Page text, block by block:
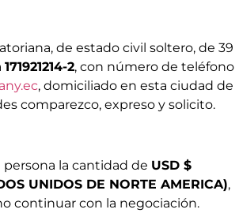
de estado civil soltero, de 39
171921214-2, con número de teléfono
, domiciliado en esta ciudad de
comparezco, expreso y solicito.
la cantidad de USD $
UNIDOS DE NORTE AMERICA),
continuar con la negociación.